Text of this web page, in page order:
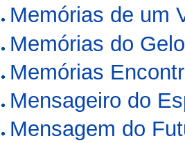
Memórias de um
Memórias do Gelo
Memórias
Mensageiro do
Mensagem do